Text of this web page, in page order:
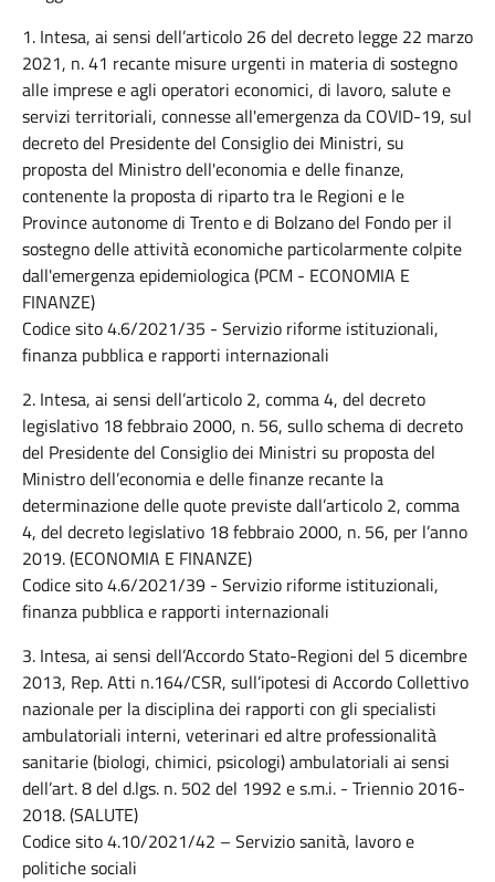
1. Intesa, ai sensi dell’articolo 26 del decreto legge 22 marzo
2021, n. 41 recante misure urgenti in materia di sostegno
alle imprese e agli operatori economici, di lavoro, salute e
servizi territoriali, connesse all'emergenza da COVID-19, sul
decreto del Presidente del Consiglio dei Ministri, su
proposta del Ministro dell'economia e delle finanze,
contenente la proposta di riparto tra le Regioni e le
Province autonome di Trento e di Bolzano del Fondo per il
sostegno delle attività economiche particolarmente colpite
dall'emergenza epidemiologica (PCM - ECONOMIA E
FINANZE)
Codice sito 4.6/2021/35 - Servizio riforme istituzionali,
finanza pubblica e rapporti internazionali
2. Intesa, ai sensi dell’articolo 2, comma 4, del decreto
legislativo 18 febbraio 2000, n. 56, sullo schema di decreto
del Presidente del Consiglio dei Ministri su proposta del
Ministro dell’economia e delle finanze recante la
determinazione delle quote previste dall’articolo 2, comma
4, del decreto legislativo 18 febbraio 2000, n. 56, per l’anno
2019. (ECONOMIA E FINANZE)
Codice sito 4.6/2021/39 - Servizio riforme istituzionali,
finanza pubblica e rapporti internazionali
3. Intesa, ai sensi dell’Accordo Stato-Regioni del 5 dicembre
2013, Rep. Atti n.164/CSR, sull’ipotesi di Accordo Collettivo
nazionale per la disciplina dei rapporti con gli specialisti
ambulatoriali interni, veterinari ed altre professionalità
sanitarie (biologi, chimici, psicologi) ambulatoriali ai sensi
dell’art. 8 del d.lgs. n. 502 del 1992 e s.m.i. - Triennio 2016-
2018. (SALUTE)
Codice sito 4.10/2021/42 – Servizio sanità, lavoro e
politiche sociali